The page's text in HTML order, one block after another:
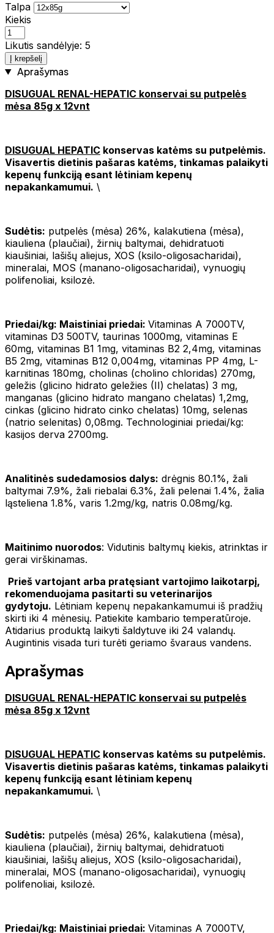
Talpa
Kiekis
Likutis sandėlyje: 5
Į krepšelį
Aprašymas
DISUGUAL RENAL-HEPATIC konservai su putpelės
mėsa 85g x 12vnt
DISUGUAL HEPATIC konservas katėms su putpelėmis.
Visavertis dietinis pašaras katėms, tinkamas palaikyti
kepenų funkciją esant lėtiniam kepenų
nepakankamumui. \
Sudėtis: putpelės (mėsa) 26%, kalakutiena (mėsa),
kiauliena (plaučiai), žirnių baltymai, dehidratuoti
kiaušiniai, lašišų aliejus, XOS (ksilo-oligosacharidai),
mineralai, MOS (manano-oligosacharidai), vynuogių
polifenoliai, ksilozė.
Priedai/kg: Maistiniai priedai: Vitaminas A 7000TV,
vitaminas D3 500TV, taurinas 1000mg, vitaminas E
60mg, vitaminas B1 1mg, vitaminas B2 2,4mg, vitaminas
B5 2mg, vitaminas B12 0,004mg, vitaminas PP 4mg, L-
karnitinas 180mg, cholinas (cholino chloridas) 270mg,
geležis (glicino hidrato geležies (II) chelatas) 3 mg,
manganas (glicino hidrato mangano chelatas) 1,2mg,
cinkas (glicino hidrato cinko chelatas) 10mg, selenas
(natrio selenitas) 0,08mg. Technologiniai priedai/kg:
kasijos derva 2700mg.
Analitinės sudedamosios dalys: drėgnis 80.1%, žali
baltymai 7.9%, žali riebalai 6.3%, žali pelenai 1.4%, žalia
ląsteliena 1.8%, varis 1.2mg/kg, natris 0.08mg/kg.
Maitinimo nuorodos: Vidutinis baltymų kiekis, atrinktas ir
gerai virškinamas.
Prieš vartojant arba pratęsiant vartojimo laikotarpį,
rekomenduojama pasitarti su veterinarijos
gydytoju. Lėtiniam kepenų nepakankamumui iš pradžių
skirti iki 4 mėnesių. Patiekite kambario temperatūroje.
Atidarius produktą laikyti šaldytuve iki 24 valandų.
Augintinis visada turi turėti geriamo švaraus vandens.
Aprašymas
DISUGUAL RENAL-HEPATIC konservai su putpelės
mėsa 85g x 12vnt
DISUGUAL HEPATIC konservas katėms su putpelėmis.
Visavertis dietinis pašaras katėms, tinkamas palaikyti
kepenų funkciją esant lėtiniam kepenų
nepakankamumui. \
Sudėtis: putpelės (mėsa) 26%, kalakutiena (mėsa),
kiauliena (plaučiai), žirnių baltymai, dehidratuoti
kiaušiniai, lašišų aliejus, XOS (ksilo-oligosacharidai),
mineralai, MOS (manano-oligosacharidai), vynuogių
polifenoliai, ksilozė.
Priedai/kg: Maistiniai priedai: Vitaminas A 7000TV,